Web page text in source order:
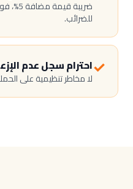
ضريبة
للضرائب.
✓احترام سجل عدم
لا مخاطر تنظيمية على